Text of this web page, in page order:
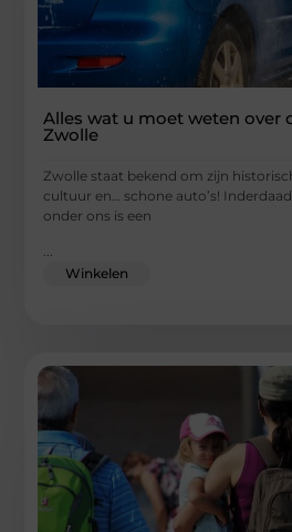
Alles wat u moet weten over
Zwolle
Zwolle staat bekend om zijn
cultuur en… schone auto’s!
onder ons is een
...
Winkelen